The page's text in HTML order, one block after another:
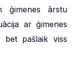
ģimenes ārstu
ar ģimenes
bet pašlaik viss